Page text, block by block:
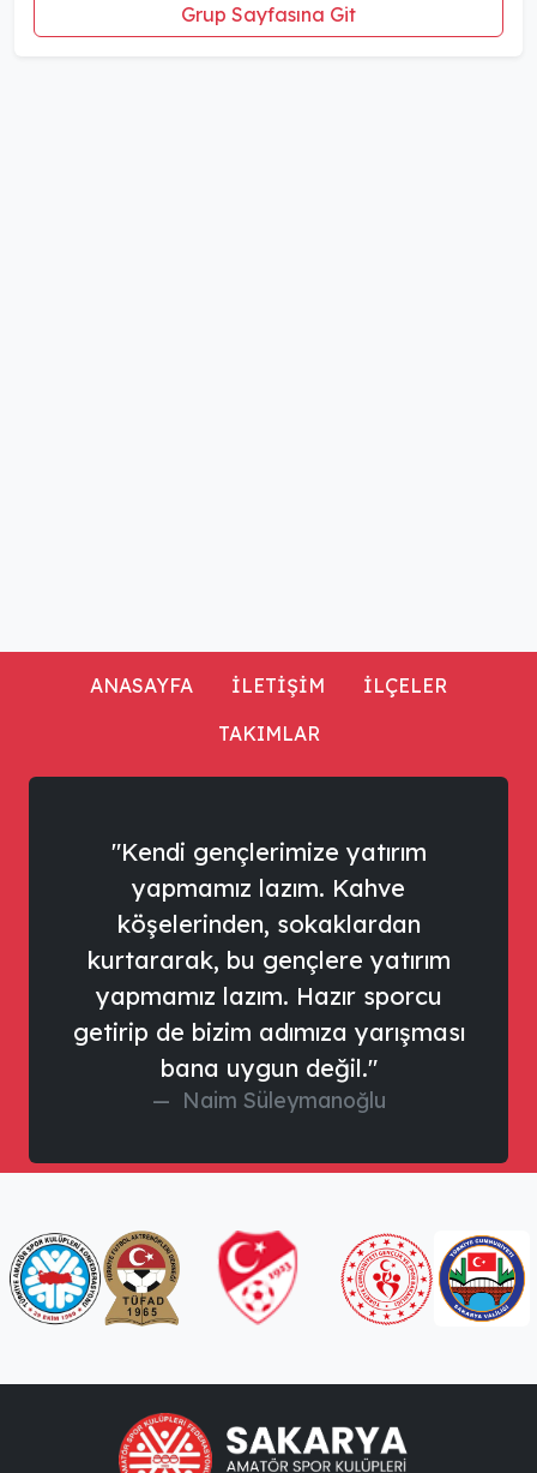
Grup Sayfasına Git
ANASAYFA İLETİŞİM
İLÇELER
TAKIMLAR
"Kendi gençlerimize yatırım
yapmamız lazım. Kahve
köşelerinden, sokaklardan
kurtararak, bu gençlere yatırım
yapmamız lazım. Hazır sporcu
getirip de bizim adımıza yarışması
bana uygun değil."
Naim Süleymanoğlu